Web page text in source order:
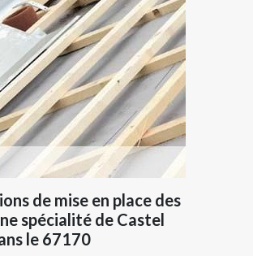
de mise en place des
spécialité de Castel
le 67170